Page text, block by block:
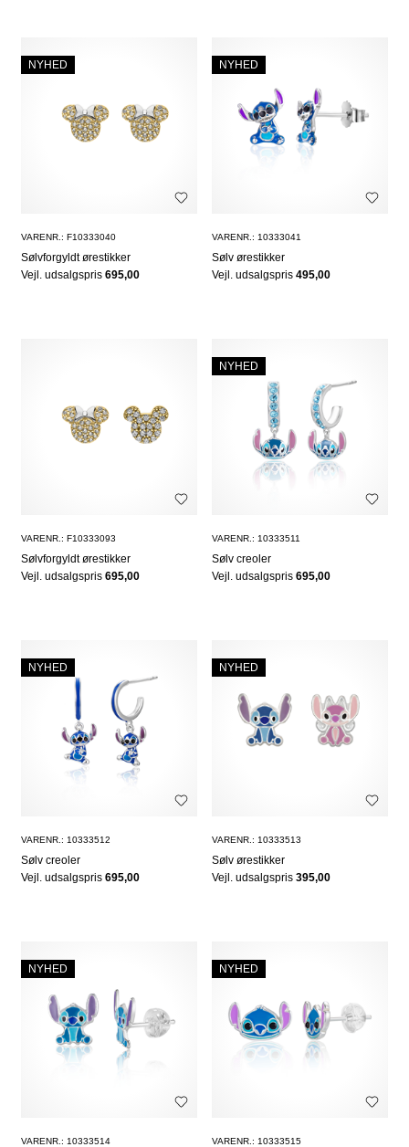
NYHED
VARENR.: F10333040
Sølvforgyldt ørestikker
Vejl. udsalgspris 695,00
NYHED
VARENR.: 10333041
Sølv ørestikker
Vejl. udsalgspris495,00
VARENR.: F10333093
Sølvforgyldt ørestikker
Vejl. udsalgspris 695,00
NYHED
VARENR.: 10333511
Sølv creoler
Vejl. udsalgspris695,00
NYHED
VARENR.: 10333512
Sølv creoler
Vejl. udsalgspris 695,00
NYHED
VARENR.: 10333513
Sølv ørestikker
Vejl. udsalgspris395,00
NYHED
VARENR.: 10333514
NYHED
VARENR.: 10333515